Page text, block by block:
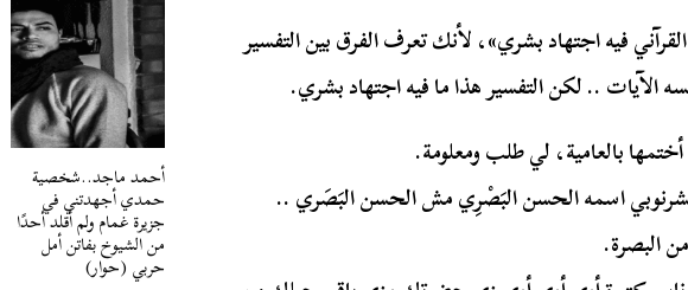
أحمد ماجد..شخصية
حمدي أجهدتني في
جزيرة غمام ولم أقلد أحدًا
من الشيوخ بفاتن أمل
حربي (حوار)
فيه اجتهاد بشري»، لأنك تعرف الفرق بين التفسير
الآيات .. لكن التفسير هذا ما فيه اجتهاد بشري.
بالعامية، لي طلب ومعلومة.
اسمه الحسن البَصْرِي مش الحسن البَصَري ..
البصرة.